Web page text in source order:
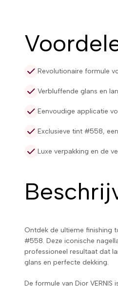
Revolutionaire formule
Verbluffende glans en
Eenvoudige applicatie
Exclusieve tint #558,
Luxe verpakking en de
Ontdek de ultieme finishing
#558. Deze iconische
professioneel resultaat dat
glans en perfecte dekking.
De formule van Dior